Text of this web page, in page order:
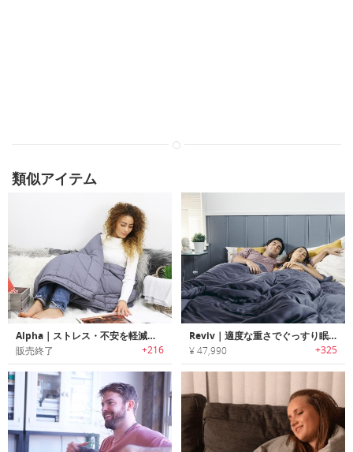
類似アイテム
Alpha｜ストレス・不安を軽減する心地よい重さのウェイトブランケット「アルファ」
販売終了 +216
Reviv｜適度な重さでぐっすり眠れるエコフレンドリーウェイトブランケット「リヴァイブ」
¥ 47,990 +325